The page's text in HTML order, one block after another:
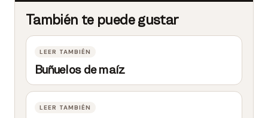
Buñuelos de maíz